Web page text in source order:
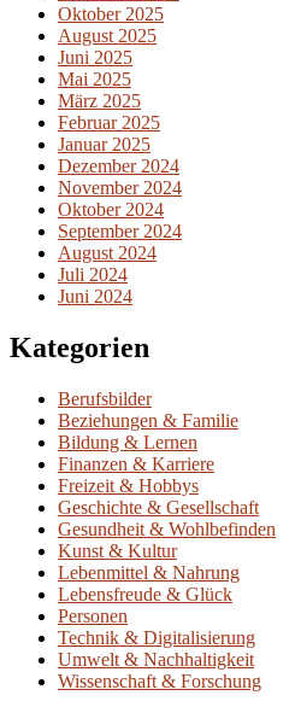
Oktober 2025
August 2025
Juni 2025
Mai 2025
März 2025
Februar 2025
Januar 2025
Dezember 2024
November 2024
Oktober 2024
September 2024
August 2024
Juli 2024
Juni 2024
Kategorien
Berufsbilder
Beziehungen & Familie
Bildung & Lernen
Finanzen & Karriere
Freizeit & Hobbys
Geschichte & Gesellschaft
Gesundheit & Wohlbefinden
Kunst & Kultur
Lebenmittel & Nahrung
Lebensfreude & Glück
Personen
Technik & Digitalisierung
Umwelt & Nachhaltigkeit
Wissenschaft & Forschung